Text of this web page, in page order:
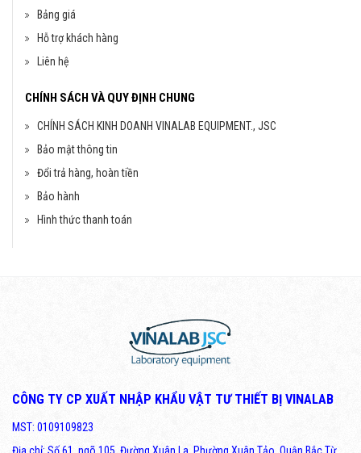
Bảng giá
Hỗ trợ khách hàng
Liên hệ
CHÍNH SÁCH VÀ QUY ĐỊNH CHUNG
CHÍNH SÁCH KINH DOANH VINALAB EQUIPMENT., JSC
Bảo mật thông tin
Đổi trả hàng, hoàn tiền
Bảo hành
Hình thức thanh toán
CÔNG TY CP XUẤT NHẬP KHẨU VẬT TƯ THIẾT BỊ VINALAB
MST: 0109109823